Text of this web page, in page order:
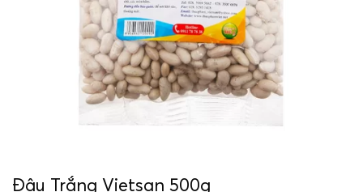
Đậu Trắng Vietsan 500g